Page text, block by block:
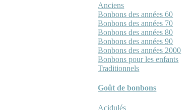
Anciens
Bonbons des années 60
Bonbons des années 70
Bonbons des années 80
Bonbons des années 90
Bonbons des années 2000
Bonbons pour les enfants
Traditionnels
Goût de bonbons
Acidulés